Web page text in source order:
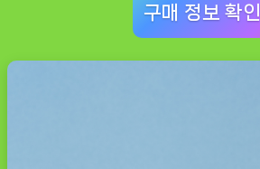
구매 정보 확인